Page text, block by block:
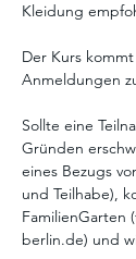
Kleidung
Der Kurs
Anmeldungen
Sollte eine
Gründen
eines Bezugs
und Teilhabe),
FamilienGarten
berlin.de) und